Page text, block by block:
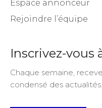
Espace annonceur
Rejoindre l’équipe
Inscrivez-vous
Chaque semaine,
condensé des actualités.